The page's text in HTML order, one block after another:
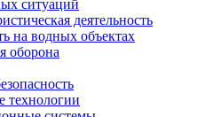
ситуаций
деятельность
на водных объектах
оборона